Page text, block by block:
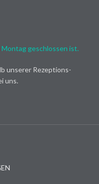
geschlossen ist.
unserer Rezeptions-
uns.